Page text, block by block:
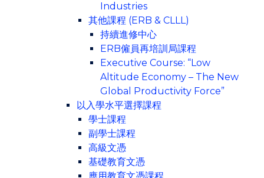
Industries
其他課程 (ERB & CLLL)
持續進修中心
ERB僱員再培訓局課程
Executive Course: “Low
Altitude Economy – The New
Global Productivity Force”
以入學水平選擇課程
學士課程
副學士課程
高級文憑
基礎教育文憑